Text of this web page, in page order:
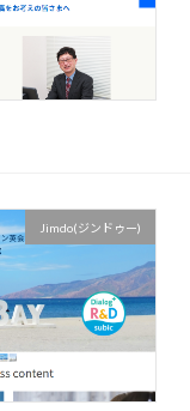
Jimdo(ジンドゥー)